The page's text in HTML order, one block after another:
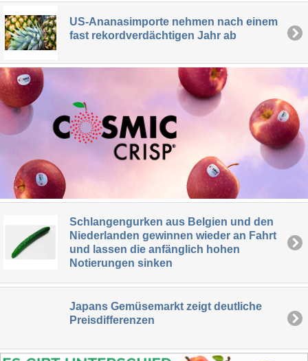
US-Ananasimporte nehmen nach einem
fast rekordverdächtigen Jahr ab
Schlangengurken aus Belgien und den
Niederlanden gewinnen wieder an Fahrt
und lassen die anfänglich hohen
Notierungen sinken
Japans Gemüsemarkt zeigt deutliche
Preisdifferenzen